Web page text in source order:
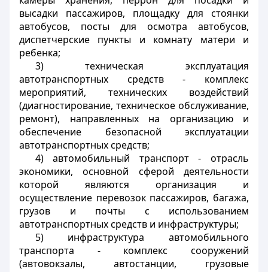
высадки пассажиров, площадку для стоянки
автобусов, посты для осмотра автобусов,
диспетчерские пункты и комнату матери и
ребенка;
3) техническая эксплуатация
автотранспортных средств - комплекс
мероприятий, технических воздействий
(диагностирование, техническое обслуживание,
ремонт), направленных на организацию и
обеспечение безопасной эксплуатации
автотранспортных средств;
4) автомобильный транспорт - отрасль
экономики, основной сферой деятельности
которой являются организация и
осуществление перевозок пассажиров, багажа,
грузов и почты с использованием
автотранспортных средств и инфраструктуры;
5) инфраструктура автомобильного
транспорта - комплекс сооружений
(автовокзалы, автостанции, грузовые